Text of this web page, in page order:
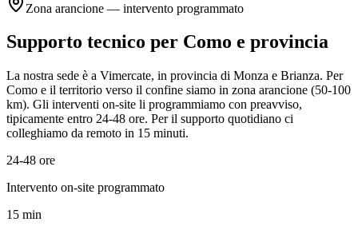
Zona arancione — intervento programmato
Supporto tecnico per Como e provincia
La nostra sede è a Vimercate, in provincia di Monza e Brianza. Per
Como e il territorio verso il confine siamo in zona arancione (50-100
km). Gli interventi on-site li programmiamo con preavviso,
tipicamente entro 24-48 ore. Per il supporto quotidiano ci
colleghiamo da remoto in 15 minuti.
24-48 ore
Intervento on-site programmato
15 min